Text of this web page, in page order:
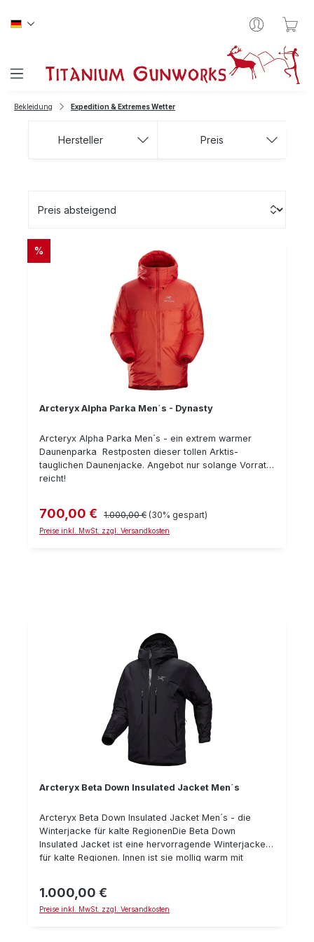
Bekleidung Expedition & Extremes Wetter
Hersteller Preis
RABATT
%
Arcteryx Alpha Parka Men´s - Dynasty
Arcteryx Alpha Parka Men´s - ein extrem warmer
Daunenparka Restposten dieser tollen Arktis-
tauglichen Daunenjacke. Angebot nur solange Vorrat
reicht!
Verkaufspreis:
700,00 € Regulärer Preis:
1.000,00 € (30% gespart)
Preise inkl. MwSt. zzgl. Versandkosten
Arcteryx Beta Down Insulated Jacket Men´s
Arcteryx Beta Down Insulated Jacket Men´s - die
Winterjacke für kalte RegionenDie Beta Down
Insulated Jacket ist eine hervorragende Winterjacke
für kalte Regionen. Innen ist sie mollig warm mit
Nässe und Wind. Die Beta Down Insulated Jacket ist
nicht ganz so warm und stark isoliert wie der Alpha-
Regulärer Preis:
1.000,00 €
Preise inkl. MwSt. zzgl. Versandkosten